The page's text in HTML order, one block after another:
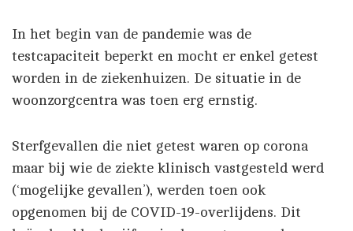
In het begin van de pandemie was de
testcapaciteit beperkt en mocht er enkel getest
worden in de ziekenhuizen. De situatie in de
woonzorgcentra was toen erg ernstig.
Sterfgevallen die niet getest waren op corona
maar bij wie de ziekte klinisch vastgesteld werd
(‘mogelijke gevallen’), werden toen ook
opgenomen bij de COVID-19-overlijdens. Dit